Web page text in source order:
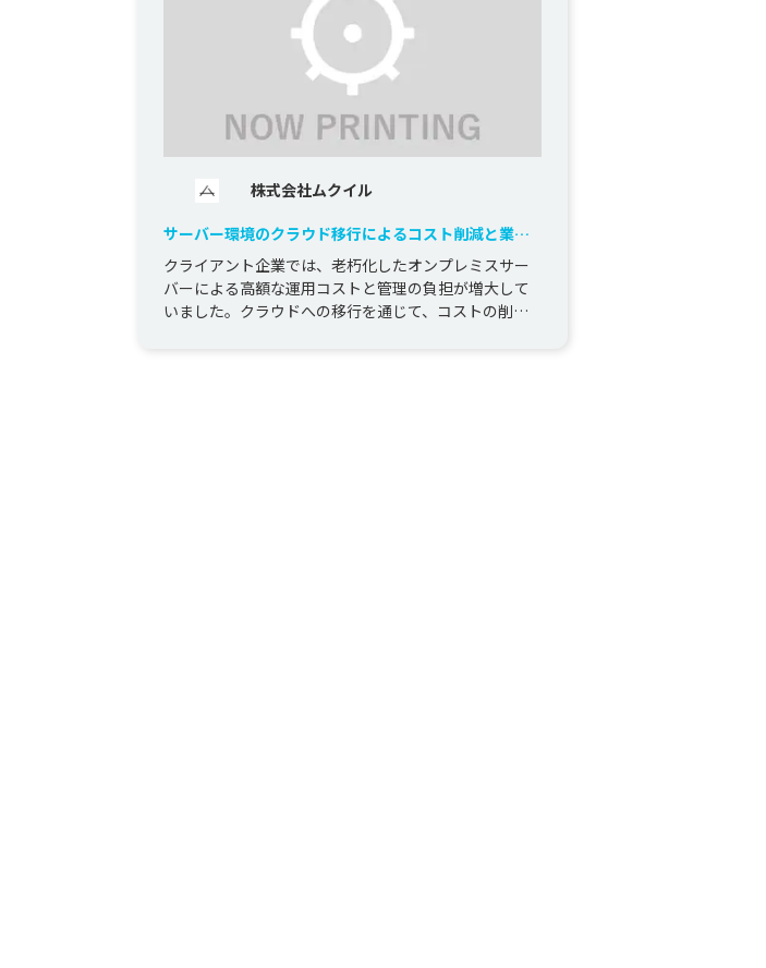
株式会社ムクイル
サーバー環境のクラウド移行によるコスト削減と業務
効率向上プロジェクト
クライアント企業では、老朽化したオンプレミスサー
バーによる高額な運用コストと管理の負担が増大して
いました。クラウドへの移行を通じて、コストの削減